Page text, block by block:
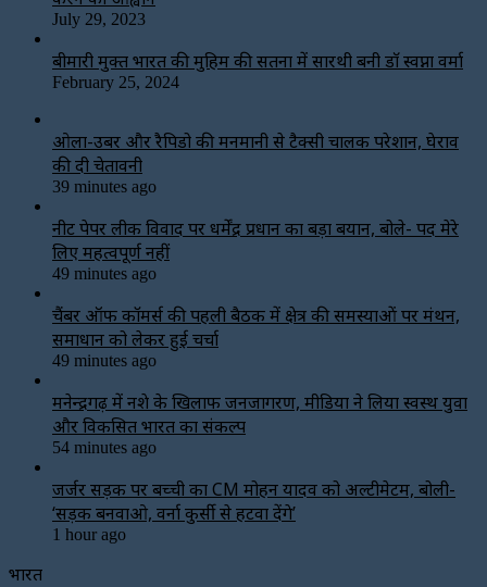
July 29, 2023
बीमारी मुक्त भारत की मुहिम की सतना में सारथी बनी डाॅ स्वप्ना वर्मा
February 25, 2024
ओला-उबर और रैपिडो की मनमानी से टैक्सी चालक परेशान, घेराव
की दी चेतावनी
39 minutes ago
नीट पेपर लीक विवाद पर धर्मेंद्र प्रधान का बड़ा बयान, बोले- पद मेरे
लिए महत्वपूर्ण नहीं
49 minutes ago
चैंबर ऑफ कॉमर्स की पहली बैठक में क्षेत्र की समस्याओं पर मंथन,
समाधान को लेकर हुई चर्चा
49 minutes ago
मनेन्द्रगढ़ में नशे के खिलाफ जनजागरण, मीडिया ने लिया स्वस्थ युवा
और विकसित भारत का संकल्प
54 minutes ago
जर्जर सड़क पर बच्ची का CM मोहन यादव को अल्टीमेटम, बोली-
‘सड़क बनवाओ, वर्ना कुर्सी से हटवा देंगे’
1 hour ago
भारत